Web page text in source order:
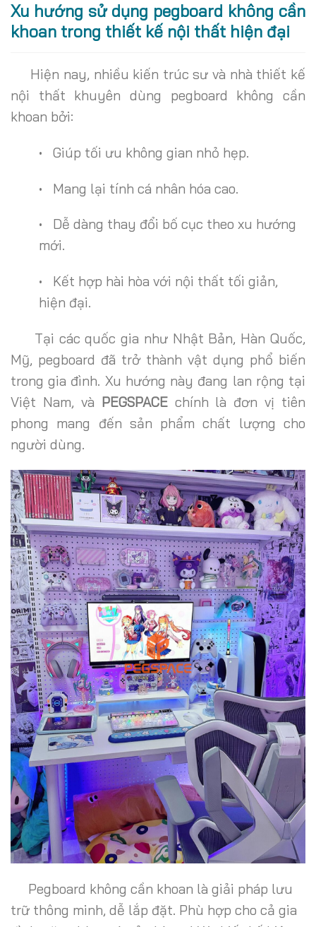
Xu hướng sử dụng pegboard không cần
khoan trong thiết kế nội thất hiện đại
Hiện nay, nhiều kiến trúc sư và nhà thiết kế
nội thất khuyên dùng pegboard không cần
khoan bởi:
• Giúp tối ưu không gian nhỏ hẹp.
• Mang lại tính cá nhân hóa cao.
• Dễ dàng thay đổi bố cục theo xu hướng
mới.
• Kết hợp hài hòa với nội thất tối giản,
hiện đại.
Tại các quốc gia như Nhật Bản, Hàn Quốc,
Mỹ, pegboard đã trở thành vật dụng phổ biến
trong gia đình. Xu hướng này đang lan rộng tại
Việt Nam, và PEGSPACEchính là đơn vị tiên
phong mang đến sản phẩm chất lượng cho
người dùng.
Pegboard không cần khoan là giải pháp lưu
trữ thông minh, dễ lắp đặt. Phù hợp cho cả gia